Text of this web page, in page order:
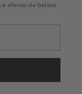
ofertas de beleza.